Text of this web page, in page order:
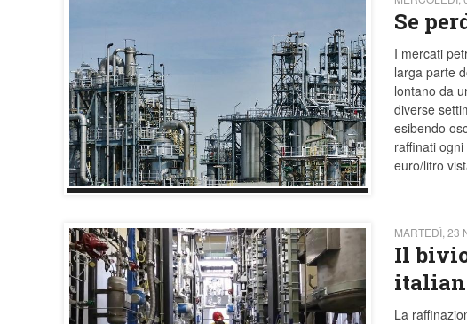
Se
I mercati
larga parte
lontano da
diverse
esibendo
raffinati
euro/litro
MARTEDÌ, 23
Il
La